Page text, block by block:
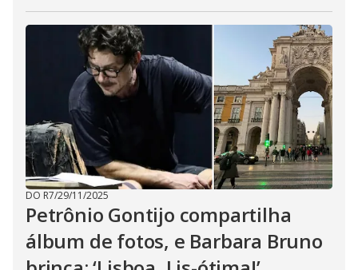
DO R7/29/11/2025
Petrônio Gontijo compartilha
álbum de fotos, e Barbara Bruno